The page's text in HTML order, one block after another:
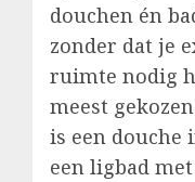
douchen én
zonder dat je
ruimte nodig
meest
is een douche
een ligbad